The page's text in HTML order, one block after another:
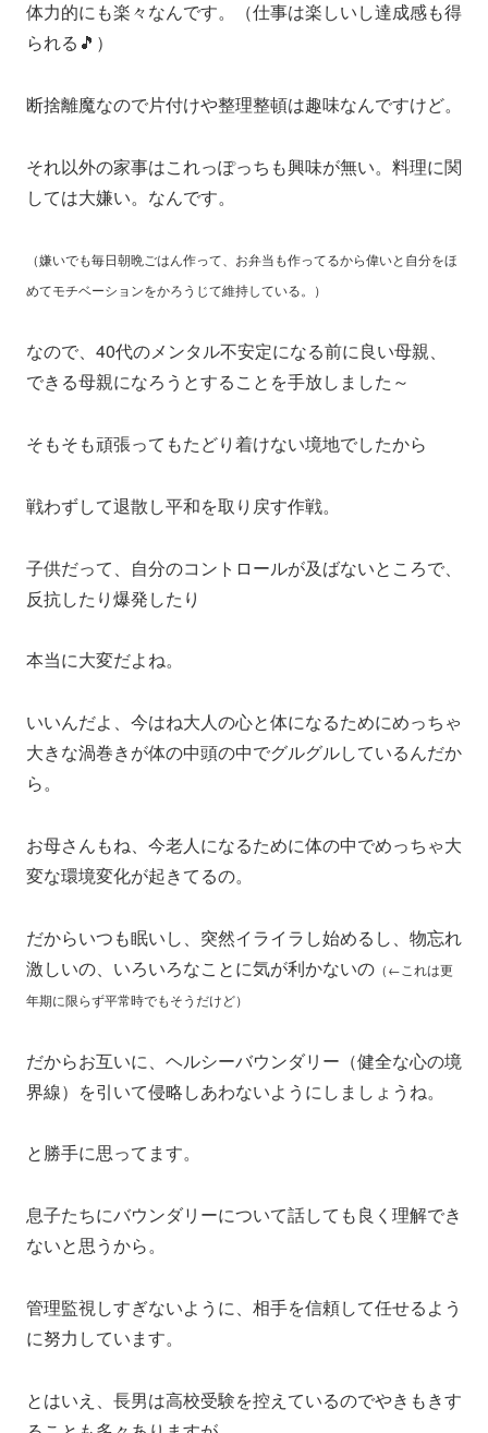
体力的にも楽々なんです。（仕事は楽しいし達成感も得
られる🎵）
断捨離魔なので片付けや整理整頓は趣味なんですけど。
それ以外の家事はこれっぽっちも興味が無い。料理に関
しては大嫌い。なんです。
（嫌いでも毎日朝晩ごはん作って、お弁当も作ってるから偉いと自分をほ
めてモチベーションをかろうじて維持している。）
なので、40代のメンタル不安定になる前に良い母親、
できる母親になろうとすることを手放しました～
そもそも頑張ってもたどり着けない境地でしたから
戦わずして退散し平和を取り戻す作戦。
子供だって、自分のコントロールが及ばないところで、
反抗したり爆発したり
本当に大変だよね。
いいんだよ、今はね大人の心と体になるためにめっちゃ
大きな渦巻きが体の中頭の中でグルグルしているんだか
ら。
お母さんもね、今老人になるために体の中でめっちゃ大
変な環境変化が起きてるの。
だからいつも眠いし、突然イライラし始めるし、物忘れ
激しいの、いろいろなことに気が利かないの （←これは更
年期に限らず平常時でもそうだけど）
だからお互いに、ヘルシーバウンダリー（健全な心の境
界線）を引いて侵略しあわないようにしましょうね。
と勝手に思ってます。
息子たちにバウンダリーについて話しても良く理解でき
ないと思うから。
管理監視しすぎないように、相手を信頼して任せるよう
に努力しています。
とはいえ、長男は高校受験を控えているのでやきもきす